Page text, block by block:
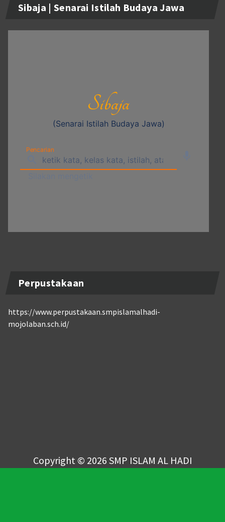
Sibaja | Senarai Istilah Budaya Jawa
Perpustakaan
https://www.perpustakaan.smpislamalhadi-
mojolaban.sch.id/
Copyright © 2026 SMP ISLAM AL HADI